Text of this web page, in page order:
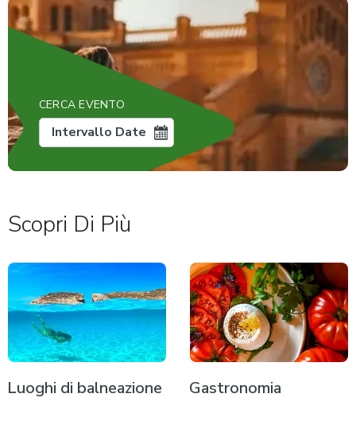
CERCA EVENTO
Intervallo Date
Scopri Di Più
Luoghi di balneazione Gastronomia